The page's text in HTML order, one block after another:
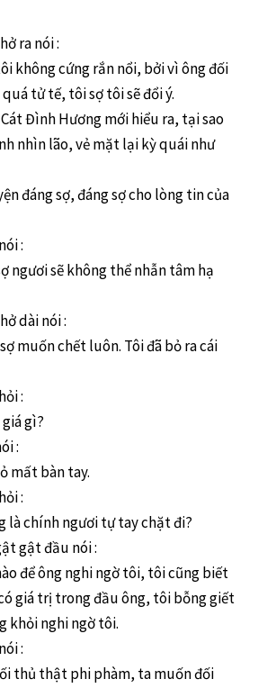
ra nói :
không cứng rắn nổi, bởi vì ông đối
tử tế, tôi sợ tôi sẽ đổi ý.
Đình Hương mới hiểu ra, tại sao
nhìn lão, vẻ mặt lại kỳ quái như
đáng sợ, đáng sợ cho lòng tin của
:
ngươi sẽ không thể nhẫn tâm hạ
dài nói :
muốn chết luôn. Tôi đã bỏ ra cái
:
gì?
:
mất bàn tay.
:
là chính ngươi tự tay chặt đi?
gật đầu nói :
để ông nghi ngờ tôi, tôi cũng biết
giá trị trong đầu ông, tôi bỗng giết
khỏi nghi ngờ tôi.
:
thủ thật phi phàm, ta muốn đối